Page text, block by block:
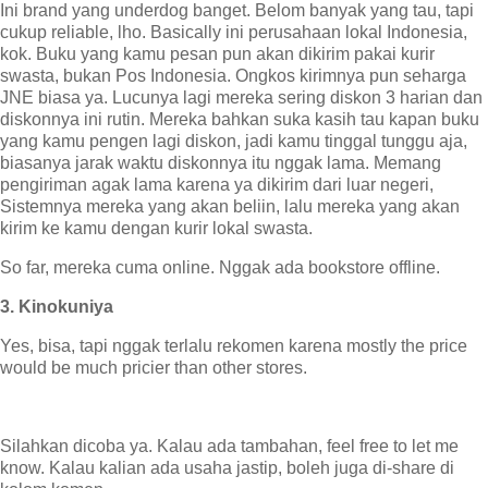
Ini brand yang underdog banget. Belom banyak yang tau, tapi
cukup reliable, lho. Basically ini perusahaan lokal Indonesia,
kok. Buku yang kamu pesan pun akan dikirim pakai kurir
swasta, bukan Pos Indonesia. Ongkos kirimnya pun seharga
JNE biasa ya. Lucunya lagi mereka sering diskon 3 harian dan
diskonnya ini rutin. Mereka bahkan suka kasih tau kapan buku
yang kamu pengen lagi diskon, jadi kamu tinggal tunggu aja,
biasanya jarak waktu diskonnya itu nggak lama. Memang
pengiriman agak lama karena ya dikirim dari luar negeri,
Sistemnya mereka yang akan beliin, lalu mereka yang akan
kirim ke kamu dengan kurir lokal swasta.
So far, mereka cuma online. Nggak ada bookstore offline.
3. Kinokuniya
Yes, bisa, tapi nggak terlalu rekomen karena mostly the price
would be much pricier than other stores.
Silahkan dicoba ya. Kalau ada tambahan, feel free to let me
know. Kalau kalian ada usaha jastip, boleh juga di-share di